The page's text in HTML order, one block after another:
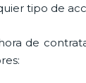
tipo de
de